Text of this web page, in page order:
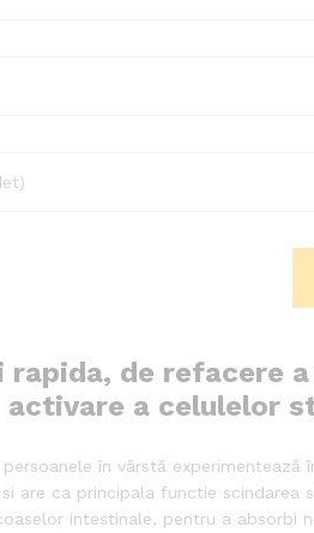
rapida, de refacere
activare a celulelor
în vârstă
are ca principala functie
intestinale, pentru a absorbi